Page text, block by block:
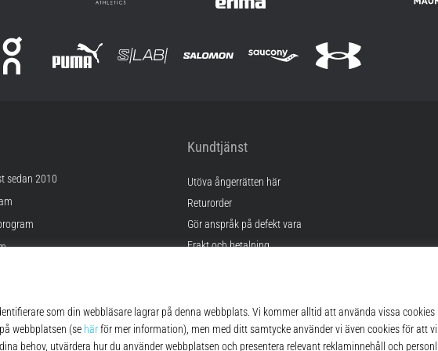
sedan 2010
Kundtjänst
Utöva ångerrätten här
Returorder
Gör anspråk på defekt vara
Frakt och betalning
FAQ
Sekretesspolicy